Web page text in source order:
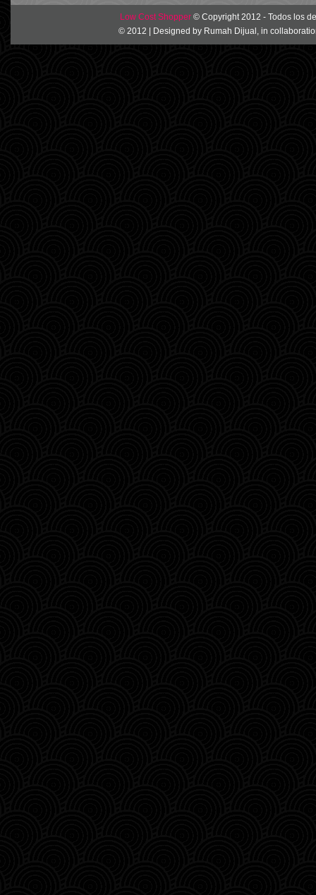
Low Cost Shopper © Copyright 2012 - Todos los
© 2012 | Designed by Rumah Dijual , in